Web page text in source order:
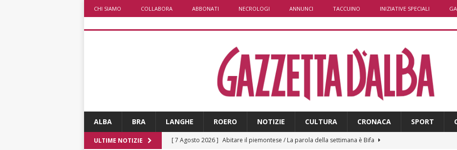
CHI SIAMO COLLABORA ABBONATI NECROLOGI ANNUNCI TACCUINO INIZIATIVE SPECIALI
ALBA BRA LANGHE ROERO NOTIZIE CULTURA CRONACA SPORT
ULTIME NOTIZIE [ 7 Agosto 2026 ] Abitare il piemontese / La parola della settimana è Bifa